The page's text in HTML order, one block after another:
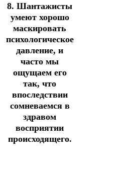
8. Шантажисты
умеют хорошо
маскировать
психологическое
давление, и
часто мы
ощущаем его
так, что
впоследствии
сомневаемся в
здравом
восприятии
происходящего.